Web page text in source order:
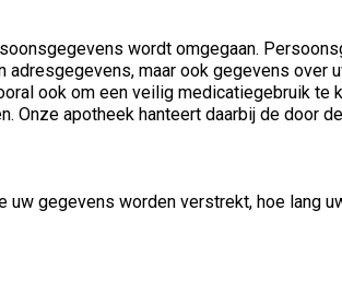
wordt omgegaan.
adresgegevens, maar ook gegevens over
ook om een veilig medicatiegebruik te
Onze apotheek hanteert daarbij de door
gegevens worden verstrekt, hoe lang